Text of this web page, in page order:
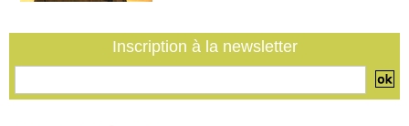
mois après son départ du pouvoir
rupture diplomatique » entre les 2 pays
Inscription à la newsletter